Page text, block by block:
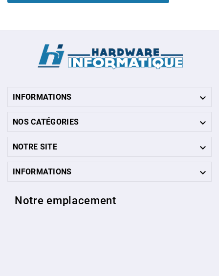
INFORMATIONS 
NOS CATÉGORIES 
NOTRE SITE 
INFORMATIONS 
Notre emplacement